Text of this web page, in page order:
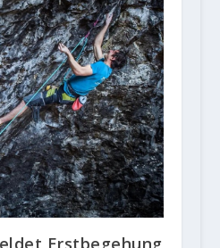
Erstbegehung